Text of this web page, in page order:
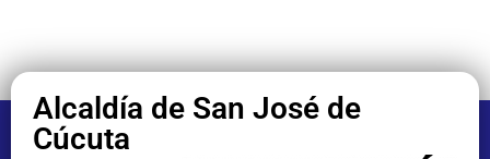
Alcaldía de San José de
Cúcuta